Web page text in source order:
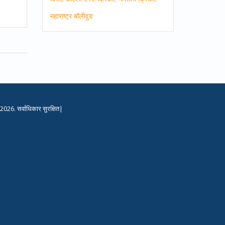
महाराष्ट्र बॉलीवुड
सर्वाधिकार सुरक्षित|